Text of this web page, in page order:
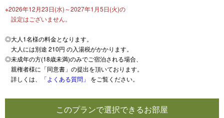
※2026年12月23日(水)～2027年1月5日(火)の
設定はございません。
◎大人1名様の料金となります。
大人には別途 210円 の入湯税がかかります。
◎未成年の方(18歳未満)のみでご宿泊される場合、
親権者様に「同意書」の提出を頂いております。
詳しくは、
「よくある質問」 をご覧ください。
このプランで選択できるお部屋